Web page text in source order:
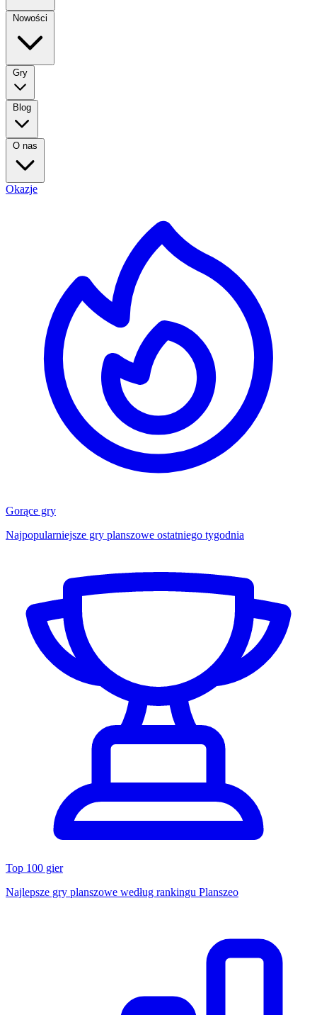
Nowości
Gry
Blog
O nas
Okazje
Gorące gry
Najpopularniejsze gry planszowe ostatniego tygodnia
Top 100 gier
Najlepsze gry planszowe według rankingu Planszeo